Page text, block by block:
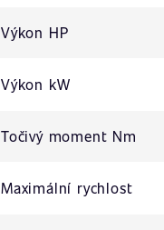
Výkon HP
Výkon kW
Točivý moment Nm
Maximální rychlost